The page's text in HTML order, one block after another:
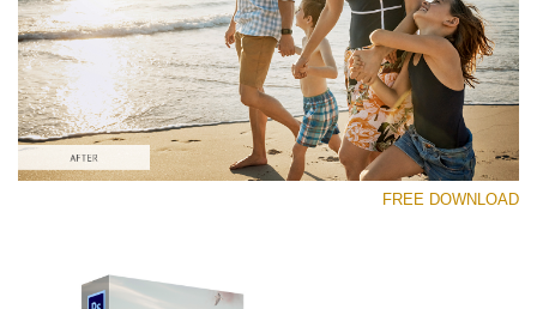
Free PNG Overlay #10
Small 800*533px
Flying Seagulls
Large 6000*4000px
FREE DOWNLOAD